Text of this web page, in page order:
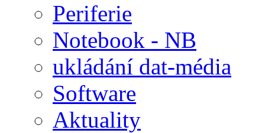
Periferie
Notebook - NB
ukládání dat-média
Software
Aktuality